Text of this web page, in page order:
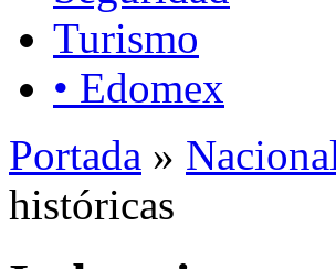
Turismo
• Edomex
Portada »
históricas